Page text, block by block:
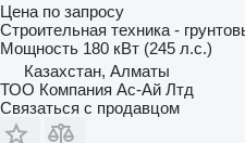
Цена по запросу
Строительная техника -
Мощность 180 кВт (245 л.с.)
Казахстан, Алматы
ТОО Компания Ас-Ай Лтд
Связаться с продавцом